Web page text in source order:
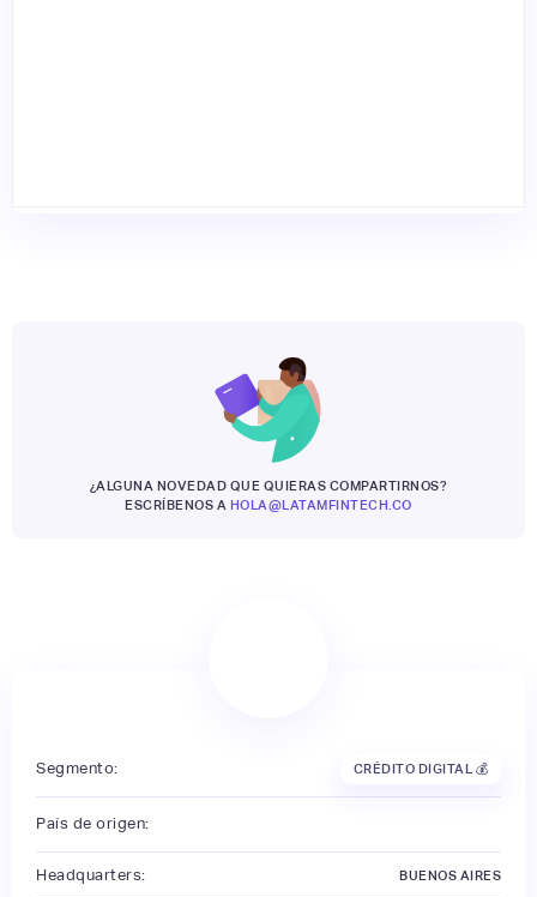
¿ALGUNA NOVEDAD QUE QUIERAS COMPARTIRNOS?
ESCRÍBENOS A HOLA@LATAMFINTECH.CO
Segmento: CRÉDITO DIGITAL 💰
País de origen:
Headquarters: BUENOS AIRES